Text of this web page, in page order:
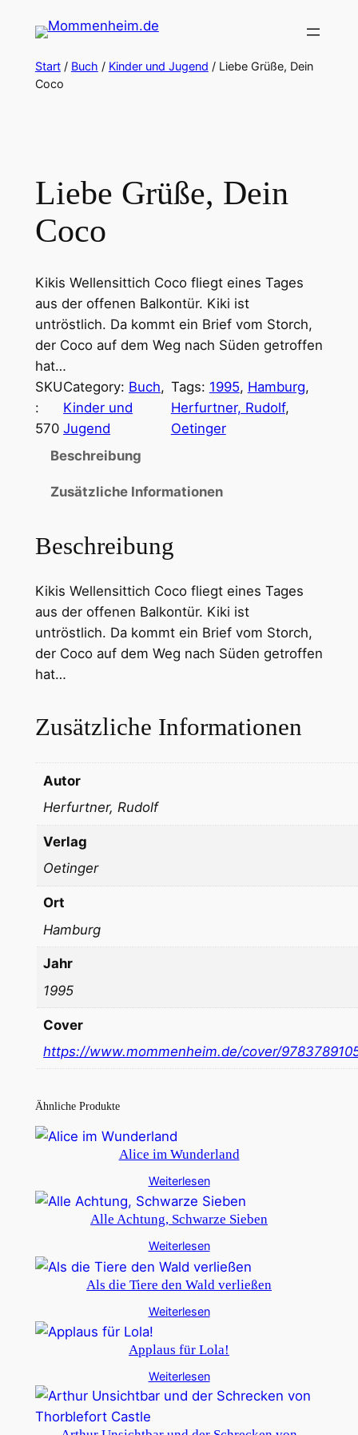
Inhalt
springen
Start/ Buch / Kinder und Jugend / Liebe Grüße, Dein
Coco
Liebe Grüße, Dein
Coco
Kikis Wellensittich Coco fliegt eines Tages
aus der offenen Balkontür. Kiki ist
untröstlich. Da kommt ein Brief vom Storch,
der Coco auf dem Weg nach Süden getroffen
hat…
SKU
:
570
Category: Buch
Kinder und
Jugend
Tags: 1995, Hamburg
Herfurtner, Rudolf
Oetinger
Beschreibung
Zusätzliche Informationen
Beschreibung
Kikis Wellensittich Coco fliegt eines Tages
aus der offenen Balkontür. Kiki ist
untröstlich. Da kommt ein Brief vom Storch,
der Coco auf dem Weg nach Süden getroffen
hat…
Zusätzliche Informationen
Autor
Herfurtner, Rudolf
Verlag
Oetinger
Ort
Hamburg
Jahr
1995
Cover
https://www.mommenheim.de/cover/
Ähnliche Produkte
Alice im Wunderland
Weiterlesen
Alle Achtung, Schwarze Sieben
Weiterlesen
Als die Tiere den Wald verließen
Weiterlesen
Applaus für Lola!
Weiterlesen